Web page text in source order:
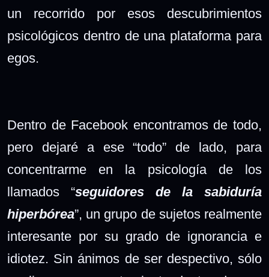
un recorrido por esos descubrimientos
psicológicos dentro de una plataforma para
egos.
Dentro de Facebook encontramos de todo,
pero dejaré a ese “todo” de lado, para
concentrarme en la psicología de los
llamados “seguidores de la sabiduría
hiperbórea”, un grupo de sujetos realmente
interesante por su grado de ignorancia e
idiotez. Sin ánimos de ser despectivo, sólo